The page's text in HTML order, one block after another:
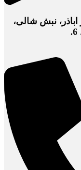
اباذر، نبش شالی،
ساختمان دفتر خدمات قضایی، واحد 6.